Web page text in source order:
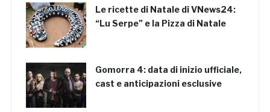
Le ricette di Natale di VNews24:
“Lu Serpe” e la Pizza di Natale
Gomorra 4: data di inizio ufficiale,
cast e anticipazioni esclusive